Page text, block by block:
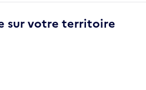
sur votre territoire